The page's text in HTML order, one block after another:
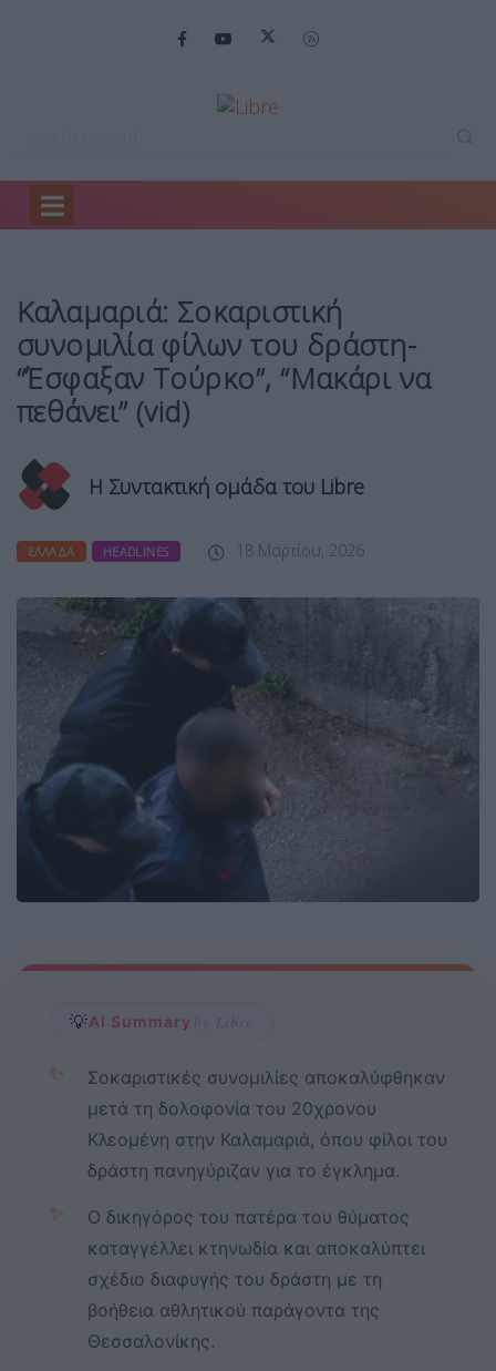
Home
Καλαμαριά: Σοκαριστική συνομιλία…
Καλαμαριά: Σοκαριστική
συνομιλία φίλων του δράστη-
“Έσφαξαν Τούρκο”, “Μακάρι να
πεθάνει” (vid)
Η Συντακτική ομάδα του Libre
ΕΛΛΆΔΑ HEADLINES 18 Μαρτίου, 2026
💡AI Summary by Libre
✨
Σοκαριστικές συνομιλίες αποκαλύφθηκαν
μετά τη δολοφονία του 20χρονου
Κλεομένη στην Καλαμαριά, όπου φίλοι του
δράστη πανηγύριζαν για το έγκλημα.
✨
Ο δικηγόρος του πατέρα του θύματος
καταγγέλλει κτηνωδία και αποκαλύπτει
σχέδιο διαφυγής του δράστη με τη
βοήθεια αθλητικού παράγοντα της
Θεσσαλονίκης.